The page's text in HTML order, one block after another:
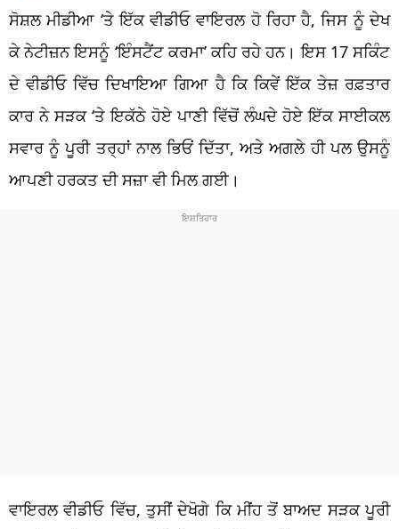
ਸੋਸ਼ਲ ਮੀਡੀਆ ‘ਤੇ ਇੱਕ ਵੀਡੀਓ ਵਾਇਰਲ ਹੋ ਰਿਹਾ ਹੈ, ਜਿਸ ਨੂੰ ਦੇਖ
ਕੇ ਨੇਟੀਜ਼ਨ ਇਸਨੂੰ ‘ਇੰਸਟੈਂਟ ਕਰਮਾ’ ਕਹਿ ਰਹੇ ਹਨ। ਇਸ 17 ਸਕਿੰਟ
ਦੇ ਵੀਡੀਓ ਵਿੱਚ ਦਿਖਾਇਆ ਗਿਆ ਹੈ ਕਿ ਕਿਵੇਂ ਇੱਕ ਤੇਜ਼ ਰਫ਼ਤਾਰ
ਕਾਰ ਨੇ ਸੜਕ ‘ਤੇ ਇਕੱਠੇ ਹੋਏ ਪਾਣੀ ਵਿੱਚੋਂ ਲੰਘਦੇ ਹੋਏ ਇੱਕ ਸਾਈਕਲ
ਸਵਾਰ ਨੂੰ ਪੂਰੀ ਤਰ੍ਹਾਂ ਨਾਲ ਭਿਓਂ ਦਿੱਤਾ, ਅਤੇ ਅਗਲੇ ਹੀ ਪਲ ਉਸਨੂੰ
ਆਪਣੀ ਹਰਕਤ ਦੀ ਸਜ਼ਾ ਵੀ ਮਿਲ ਗਈ।
ਵਾਇਰਲ ਵੀਡੀਓ ਵਿੱਚ, ਤੁਸੀਂ ਦੇਖੋਗੇ ਕਿ ਮੀਂਹ ਤੋਂ ਬਾਅਦ ਸੜਕ ਪੂਰੀ